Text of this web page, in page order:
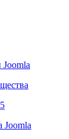
Joomla
Joomla